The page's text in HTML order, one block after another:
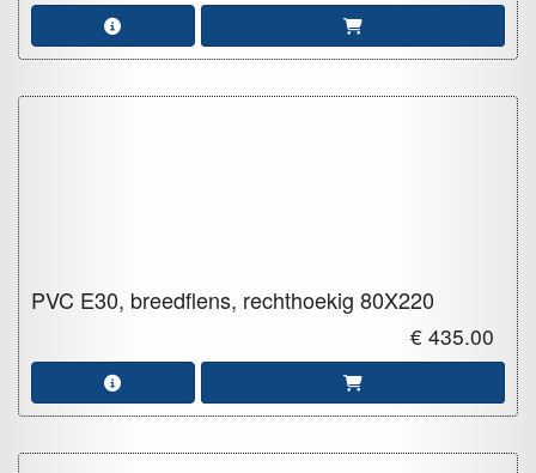
PVC E30, breedflens, rechthoekig 80X220
€ 435.00